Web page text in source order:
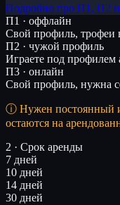
Подробно про П1, П2
П1 · оффлайн
Свой профиль, трофеи
П2 · чужой профиль
Играете под профилем
П3 · онлайн
Свой профиль, нужна
Нужен постоянный
остаются на
2 · Срок аренды
7 дней
10 дней
14 дней
30 дней